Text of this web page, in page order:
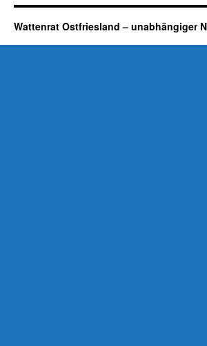
Wattenrat Ostfriesland – unabhängiger